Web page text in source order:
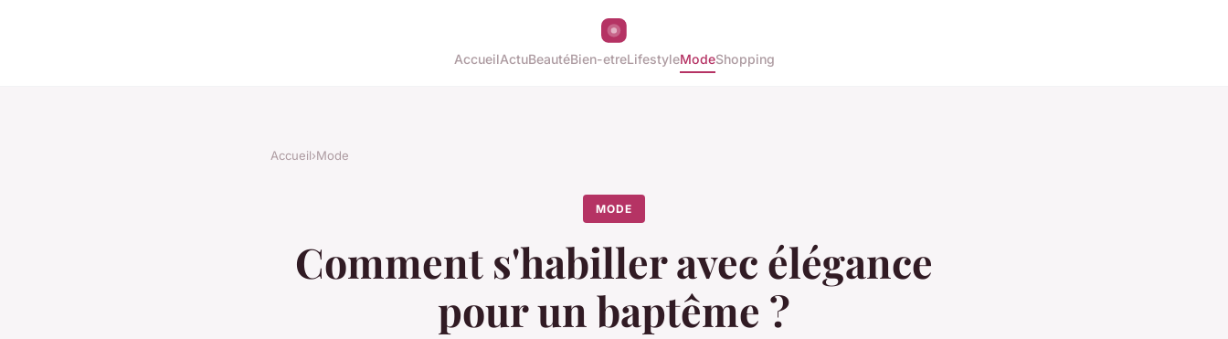
AccueilActuBeautéBien-etreLifestyleModeShopping
Accueil›Mode
MODE
Comment s'habiller avec élégance
pour un baptême ?